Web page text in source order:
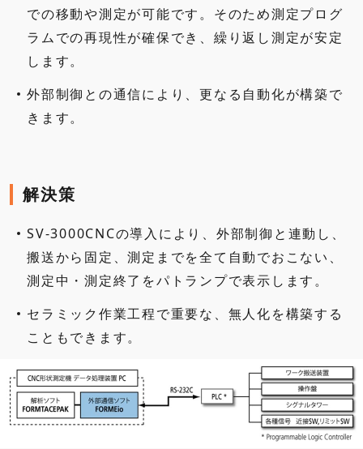
での移動や測定が可能です。そのため測定プログ
ラムでの再現性が確保でき、繰り返し測定が安定
します。
外部制御との通信により、更なる自動化が構築で
きます。
解決策
SV-3000CNCの導入により、外部制御と連動し、
搬送から固定、測定までを全て自動でおこない、
測定中・測定終了をパトランプで表示します。
セラミック作業工程で重要な、無人化を構築する
こともできます。